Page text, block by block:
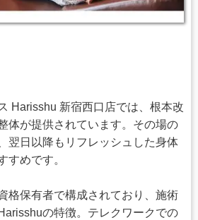
Harisshu 新宿西口店では、根本改
体が提供されています。その場の
翌日以降もリフレッシュした身体
すめです。
格保有者で構成されており、施術
の特徴。テレクワークでの